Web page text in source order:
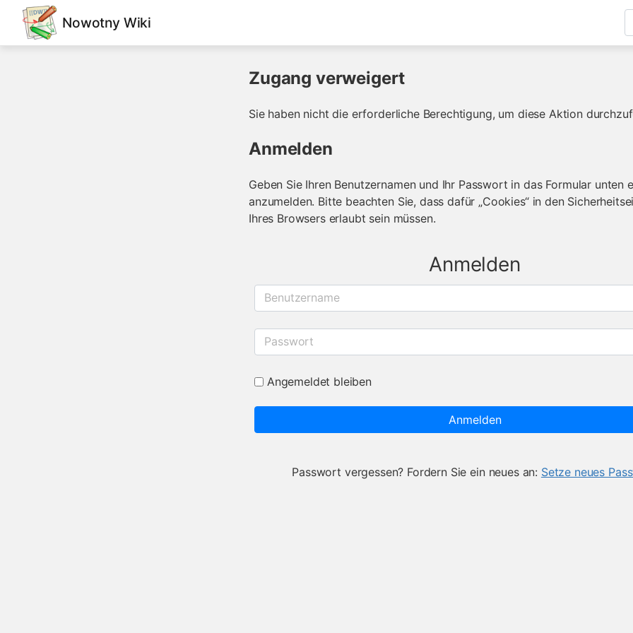
Nowotny Wiki
Zugang verweigert
Sie haben nicht die erforderliche Berechtigung, um diese Aktion
Anmelden
Geben Sie Ihren Benutzernamen und Ihr Passwort in das Formular unten
anzumelden. Bitte beachten Sie, dass dafür „Cookies“ in den
Ihres Browsers erlaubt sein müssen.
Anmelden
Benutzername
Passwort
Angemeldet bleiben
Anmelden
Passwort vergessen? Fordern Sie ein neues an: Setze neues